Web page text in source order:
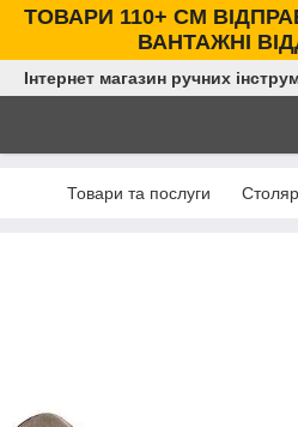
ТОВАРИ 110+ СМ
ВАНТАЖНІ
Інтернет магазин ручних
Товари та послуги